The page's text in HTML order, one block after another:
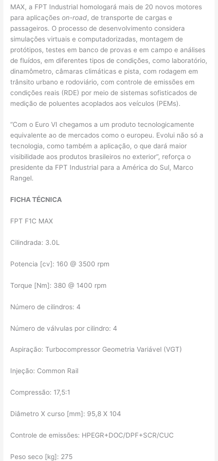
MAX, a FPT Industrial homologará mais de 20 novos motores
para aplicaçõeson-road, de transporte de cargas e
passageiros. O processo de desenvolvimento considera
simulações virtuais e computadorizadas, montagem de
protótipos, testes em banco de provas e em campo e análises
de fluídos, em diferentes tipos de condições, como laboratório,
dinamômetro, câmaras climáticas e pista, com rodagem em
trânsito urbano e rodoviário, com controle de emissões em
condições reais (RDE) por meio de sistemas sofisticados de
medição de poluentes acoplados aos veículos (PEMs).
“Com o Euro VI chegamos a um produto tecnologicamente
equivalente ao de mercados como o europeu. Evolui não só a
tecnologia, como também a aplicação, o que dará maior
visibilidade aos produtos brasileiros no exterior”, reforça o
presidente da FPT Industrial para a América do Sul, Marco
Rangel.
FICHA TÉCNICA
FPT F1C MAX
Cilindrada: 3.0L
Potencia [cv]: 160 @ 3500 rpm
Torque [Nm]: 380 @ 1400 rpm
Número de cilindros: 4
Número de válvulas por cilindro: 4
Aspiração: Turbocompressor Geometria Variável (VGT)
Injeção: Common Rail
Compressão: 17,5:1
Diâmetro X curso [mm]: 95,8 X 104
Controle de emissões: HPEGR+DOC/DPF+SCR/CUC
Peso seco [kg]: 275